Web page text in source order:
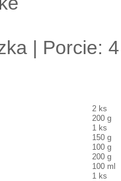
| Porcie:
2 ks
200 g
1 ks
150 g
100 g
200 g
100 ml
1 ks